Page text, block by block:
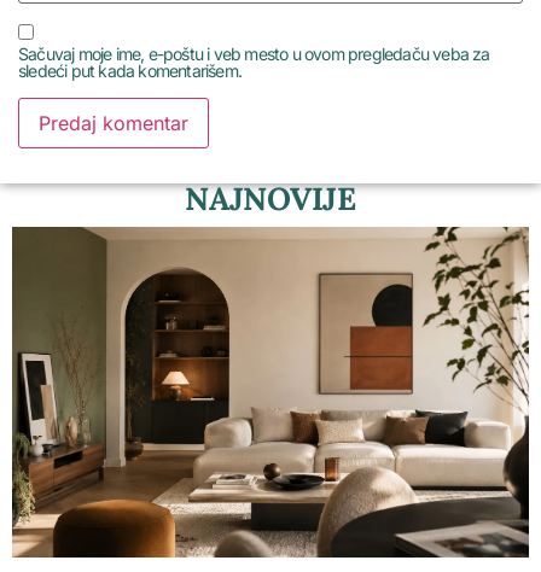
Sačuvaj moje ime, e-poštu i veb mesto u ovom pregledaču veba za
sledeći put kada komentarišem.
NAJNOVIJE